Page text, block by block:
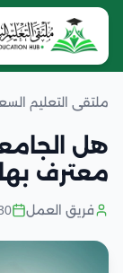
ملتقى التعليم
هل
معترف بها
فريق العمل